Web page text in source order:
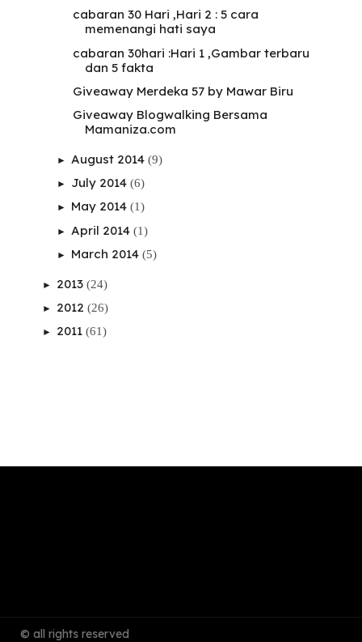
cabaran 30 Hari ,Hari 2 : 5 cara
memenangi hati saya
cabaran 30hari :Hari 1 ,Gambar terbaru
dan 5 fakta
Giveaway Merdeka 57 by Mawar Biru
Giveaway Blogwalking Bersama
Mamaniza.com
► August 2014 (9)
► July 2014 (6)
► May 2014 (1)
► April 2014 (1)
► March 2014 (5)
► 2013 (24)
► 2012 (26)
► 2011 (61)
© all rights reserved